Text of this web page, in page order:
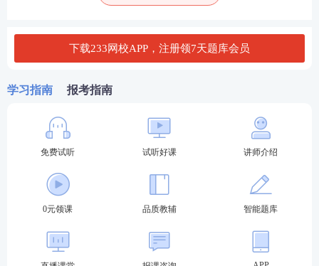
如何领取2026二建实务案例50问？
下载233网校APP，注册领7天题库会员
学习指南 报考指南
免费试听 试听好课 讲师介绍
0元领课 品质教辅 智能题库